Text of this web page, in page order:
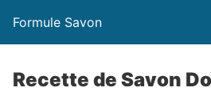
Formule Savon
Recette de Savon